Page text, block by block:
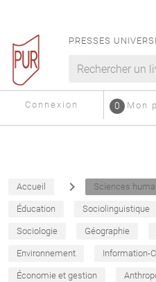
PRESSES
Connexion Mon
0
Accueil navigate_next Sciences
Éducation Sociolinguistique
Sociologie Géographie
Environnement Information-
Économie et gestion